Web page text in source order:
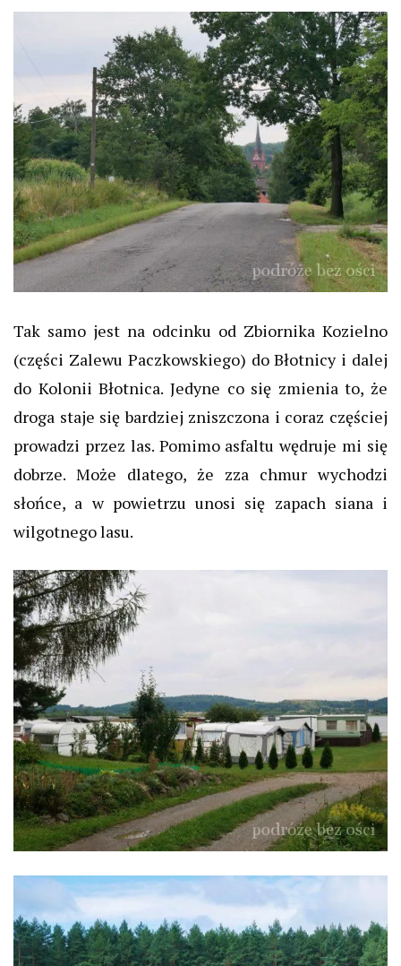
Tak samo jest na odcinku od Zbiornika Kozielno
(części Zalewu Paczkowskiego) do Błotnicy i dalej
do Kolonii Błotnica. Jedyne co się zmienia to, że
droga staje się bardziej zniszczona i coraz częściej
prowadzi przez las. Pomimo asfaltu wędruje mi się
dobrze. Może dlatego, że zza chmur wychodzi
słońce, a w powietrzu unosi się zapach siana i
wilgotnego lasu.